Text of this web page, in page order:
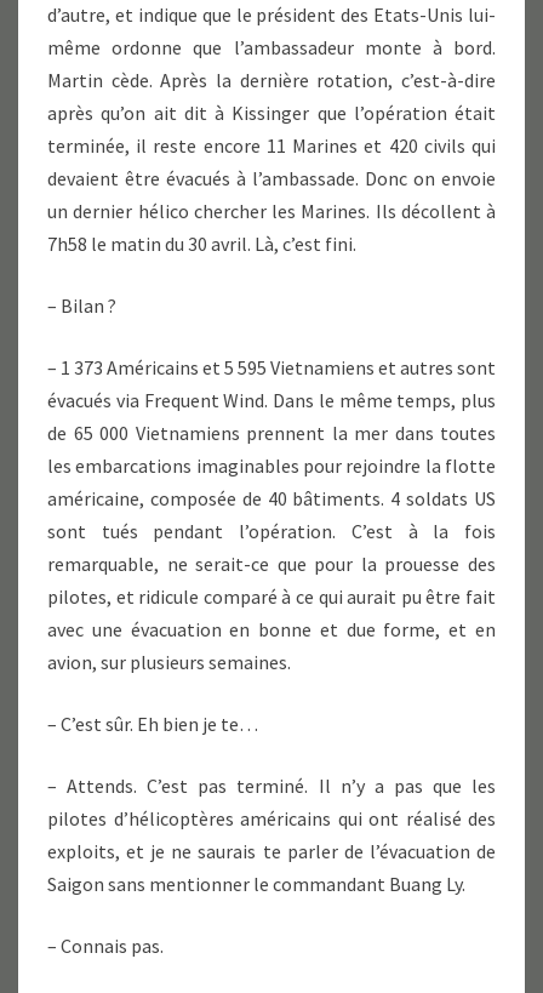
d’autre, et indique que le président des Etats-Unis lui-
même ordonne que l’ambassadeur monte à bord.
Martin cède. Après la dernière rotation, c’est-à-dire
après qu’on ait dit à Kissinger que l’opération était
terminée, il reste encore 11 Marines et 420 civils qui
devaient être évacués à l’ambassade. Donc on envoie
un dernier hélico chercher les Marines. Ils décollent à
7h58 le matin du 30 avril. Là, c’est fini.
– Bilan ?
– 1 373 Américains et 5 595 Vietnamiens et autres sont
évacués via Frequent Wind. Dans le même temps, plus
de 65 000 Vietnamiens prennent la mer dans toutes
les embarcations imaginables pour rejoindre la flotte
américaine, composée de 40 bâtiments. 4 soldats US
sont tués pendant l’opération. C’est à la fois
remarquable, ne serait-ce que pour la prouesse des
pilotes, et ridicule comparé à ce qui aurait pu être fait
avec une évacuation en bonne et due forme, et en
avion, sur plusieurs semaines.
– C’est sûr. Eh bien je te…
– Attends. C’est pas terminé. Il n’y a pas que les
pilotes d’hélicoptères américains qui ont réalisé des
exploits, et je ne saurais te parler de l’évacuation de
Saigon sans mentionner le commandant Buang Ly.
– Connais pas.